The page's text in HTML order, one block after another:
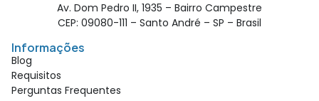
Av. Dom Pedro II, 1935 – Bairro Campestre
CEP: 09080-111 – Santo André – SP – Brasil
Informações
Blog
Requisitos
Perguntas Frequentes